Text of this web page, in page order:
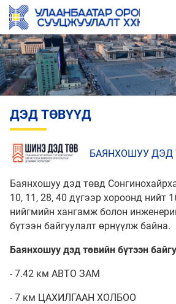
ДЭД ТӨВҮҮД
БАЯНХОШУУ ДЭД
Баянхошуу дэд төвд
10, 11, 28, 40 дүгээр хороонд нийт
нийгмийн хангамж болон
бүтээн байгуулалт өрнүүлж байна.
Баянхошуу дэд төвийн бүтээн
- 7.42 км АВТО ЗАМ
- 7 км ЦАХИЛГААН ХОЛБОО